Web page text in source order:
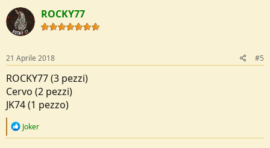
c
t
i
o
s
:
ROCKY77
21 Aprile 2018 #5
ROCKY77 (3 pezzi)
Cervo (2 pezzi)
JK74 (1 pezzo)
R
Joker